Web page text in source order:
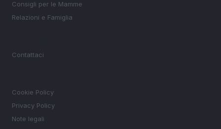
Consigli per le Mamme
Relazioni e Famiglia
Contattaci
Cookie Policy
Privacy Policy
Note legali